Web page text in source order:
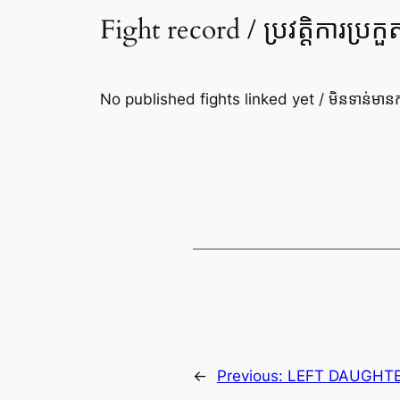
Fight record / ប្រវត្តិការប្រកួ
No published fights linked yet / មិនទាន់មានកា
← Previous: LEFT